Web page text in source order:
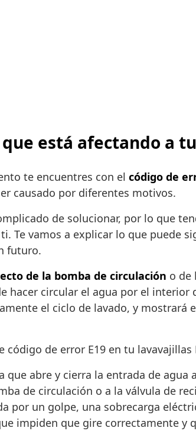
está afectando a
te encuentres con el código de
causado por diferentes motivos.
de solucionar, por lo que
Te vamos a explicar lo que puede
futuro.
de la bomba de circulación o de
hacer circular el agua por el
el ciclo de lavado, y mostrará
código de error E19 en tu
que abre y cierra la entrada de
de circulación o a la válvula de
por un golpe, una sobrecarga
impiden que gire correctamente y